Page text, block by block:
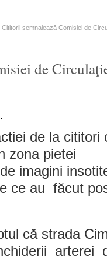
Cititorii semnalează Comisiei de
de
de la cititori
zona pietei
imagini
ce au făcut
că strada
arterei